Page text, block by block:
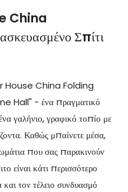
China
Σπίτι
House China Folding
- ένα πραγματικό
γαλήνιο, γραφικό τοπίο με
Καθώς μπαίνετε μέσα,
που σας παρακινούν
είναι κάτι περισσότερο
τον τέλειο συνδυασμό